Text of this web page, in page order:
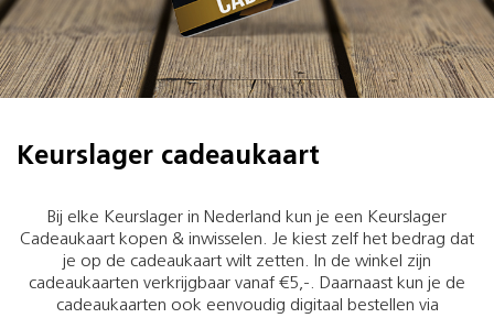
Keurslager cadeaukaart
Bij elke Keurslager in Nederland kun je een Keurslager
Cadeaukaart kopen & inwisselen. Je kiest zelf het bedrag dat
je op de cadeaukaart wilt zetten. In de winkel zijn
cadeaukaarten verkrijgbaar vanaf €5,-. Daarnaast kun je de
cadeaukaarten ook eenvoudig digitaal bestellen via